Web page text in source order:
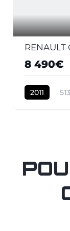
8 490€
2011